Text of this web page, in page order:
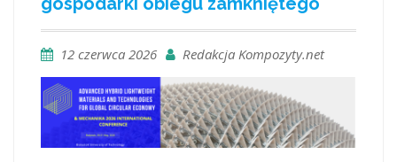
12 czerwca 2026 Redakcja Kompozyty.net